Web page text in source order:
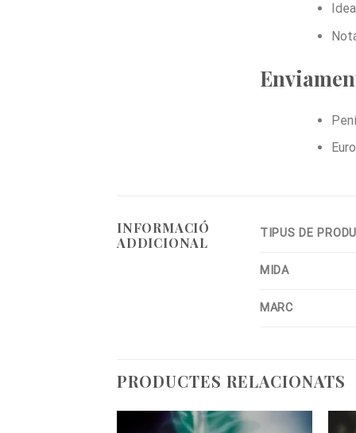
INFORMACIÓ
ADDICIONAL
TIPUS DE
MIDA
MARC
PRODUCTES RELACIONATS